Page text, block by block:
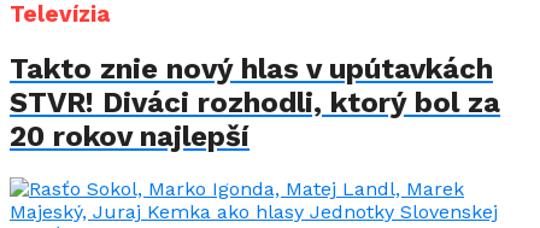
Televízia
Takto znie nový hlas v upútavkách
STVR! Diváci rozhodli, ktorý bol za
20 rokov najlepší